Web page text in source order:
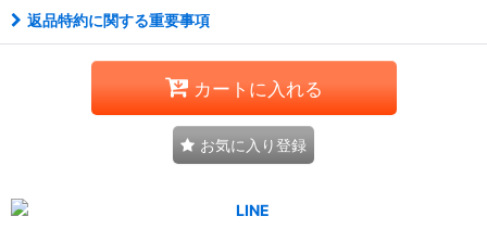
返品特約に関する重要事項
カートに入れる
お気に入り登録